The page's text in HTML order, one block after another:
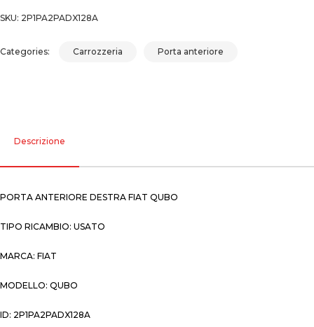
SKU: 2P1PA2PADX128A
Categories: Carrozzeria Porta anteriore
Descrizione
PORTA ANTERIORE DESTRA FIAT QUBO
TIPO RICAMBIO: USATO
MARCA: FIAT
MODELLO: QUBO
ID: 2P1PA2PADX128A